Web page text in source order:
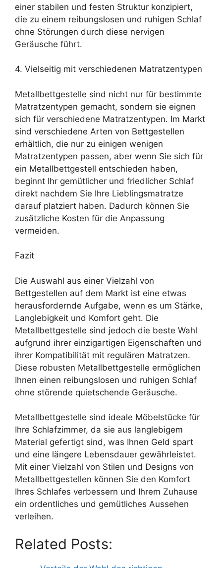
einer stabilen und festen Struktur konzipiert,
die zu einem reibungslosen und ruhigen Schlaf
ohne Störungen durch diese nervigen
Geräusche führt.
4. Vielseitig mit verschiedenen Matratzentypen
Metallbettgestelle sind nicht nur für bestimmte
Matratzentypen gemacht, sondern sie eignen
sich für verschiedene Matratzentypen. Im Markt
sind verschiedene Arten von Bettgestellen
erhältlich, die nur zu einigen wenigen
Matratzentypen passen, aber wenn Sie sich für
ein Metallbettgestell entschieden haben,
beginnt Ihr gemütlicher und friedlicher Schlaf
direkt nachdem Sie Ihre Lieblingsmatratze
darauf platziert haben. Dadurch können Sie
zusätzliche Kosten für die Anpassung
vermeiden.
Fazit
Die Auswahl aus einer Vielzahl von
Bettgestellen auf dem Markt ist eine etwas
herausfordernde Aufgabe, wenn es um Stärke,
Langlebigkeit und Komfort geht. Die
Metallbettgestelle sind jedoch die beste Wahl
aufgrund ihrer einzigartigen Eigenschaften und
ihrer Kompatibilität mit regulären Matratzen.
Diese robusten Metallbettgestelle ermöglichen
Ihnen einen reibungslosen und ruhigen Schlaf
ohne störende quietschende Geräusche.
Metallbettgestelle sind ideale Möbelstücke für
Ihre Schlafzimmer, da sie aus langlebigem
Material gefertigt sind, was Ihnen Geld spart
und eine längere Lebensdauer gewährleistet.
Mit einer Vielzahl von Stilen und Designs von
Metallbettgestellen können Sie den Komfort
Ihres Schlafes verbessern und Ihrem Zuhause
ein ordentliches und gemütliches Aussehen
verleihen.
Related Posts: